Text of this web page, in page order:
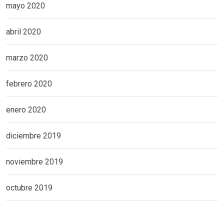
mayo 2020
abril 2020
marzo 2020
febrero 2020
enero 2020
diciembre 2019
noviembre 2019
octubre 2019